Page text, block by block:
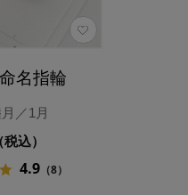
名指輪
／1月
税込）
4.9 （8）